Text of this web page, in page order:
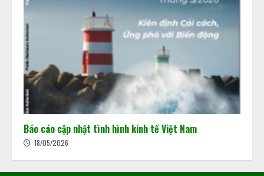
Báo cáo cập nhật tình hình kinh tế Việt Nam
18/05/2026